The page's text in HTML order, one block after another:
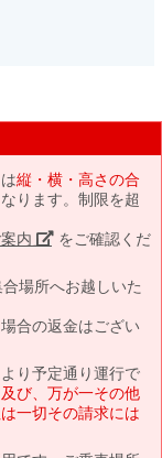
縦・横・高さの合
ります。制限を超
案内」 をご確認くだ
場所へお越しいた
合の返金はござい
り予定通り運行で
び、万が一その他
一切その請求には